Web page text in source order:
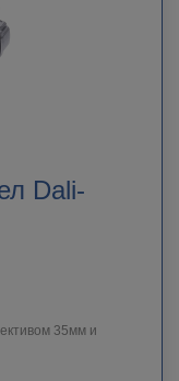
Dali-
35мм и